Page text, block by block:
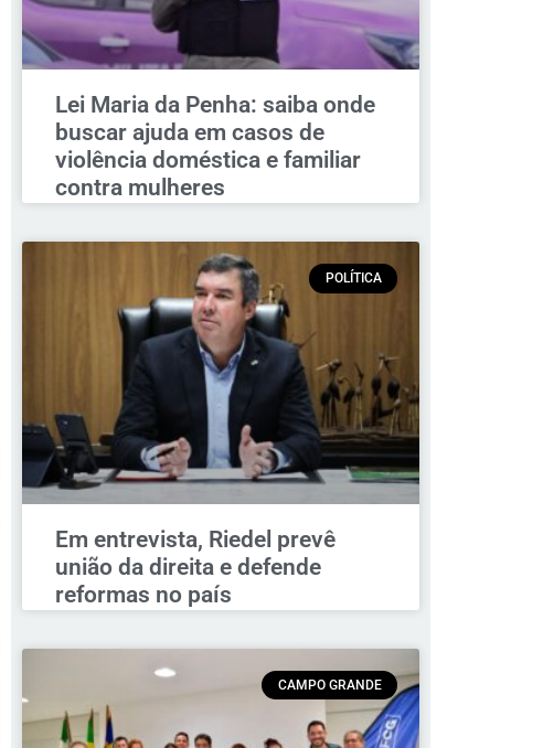
Lei Maria da Penha: saiba onde
buscar ajuda em casos de
violência doméstica e familiar
contra mulheres
POLÍTICA
Em entrevista, Riedel prevê
união da direita e defende
reformas no país
CAMPO GRANDE